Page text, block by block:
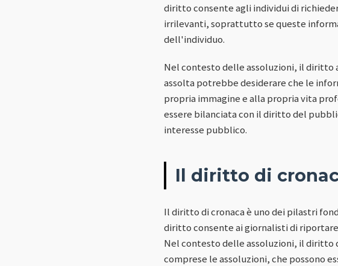
diritto consente agli individui di
irrilevanti, soprattutto se queste
dell'individuo.
Nel contesto delle assoluzioni, il diritto
assolta potrebbe desiderare che le
propria immagine e alla propria vita
essere bilanciata con il diritto del
interesse pubblico.
Il diritto di
Il diritto di cronaca è uno dei pilastri
diritto consente ai giornalisti di
Nel contesto delle assoluzioni, il diritto
comprese le assoluzioni, che possono